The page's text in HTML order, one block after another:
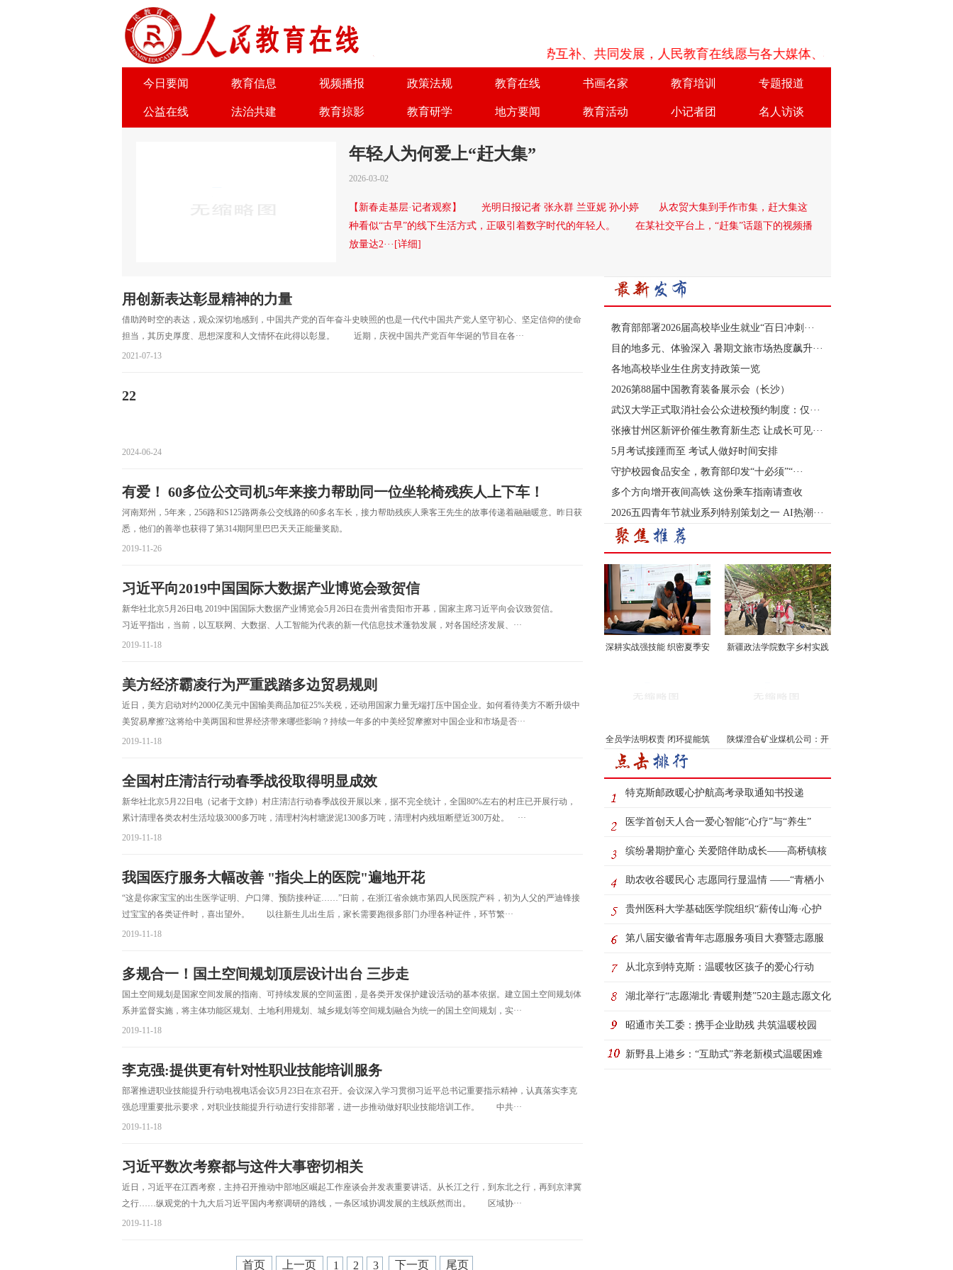
为了实现优势互补、共同发展，人民教育在线愿与各大媒体、机构团体、学校以及企业
今日要闻 教育信息 视频播报 政策法规 教育在线 书画名家 教育培训 专题报道
公益在线 法治共建 教育掠影 教育研学 地方要闻 教育活动 小记者团 名人访谈
年轻人为何爱上“赶大集”
2026-03-02
【新春走基层·记者观察】 光明日报记者 张永群 兰亚妮 孙小婷 从农贸大集到手作市集，赶大集这
种看似“古早”的线下生活方式，正吸引着数字时代的年轻人。 在某社交平台上，“赶集”话题下的视频播
放量达2···[详细]
用创新表达彰显精神的力量
借助跨时空的表达，观众深切地感到，中国共产党的百年奋斗史映照的也是一代代中国共产党人坚守初心、坚定信仰的使命
担当，其历史厚度、思想深度和人文情怀在此得以彰显。 近期，庆祝中国共产党百年华诞的节目在各···
2021-07-13
22
2024-06-24
有爱！ 60多位公交司机5年来接力帮助同一位坐轮椅残疾人上下车！
河南郑州，5年来，256路和S125路两条公交线路的60多名车长，接力帮助残疾人乘客王先生的故事传递着融融暖意。昨日获
悉，他们的善举也获得了第314期阿里巴巴天天正能量奖励。
2019-11-26
习近平向2019中国国际大数据产业博览会致贺信
新华社北京5月26日电 2019中国国际大数据产业博览会5月26日在贵州省贵阳市开幕，国家主席习近平向会议致贺信。
习近平指出，当前，以互联网、大数据、人工智能为代表的新一代信息技术蓬勃发展，对各国经济发展、···
2019-11-18
美方经济霸凌行为严重践踏多边贸易规则
近日，美方启动对约2000亿美元中国输美商品加征25%关税，还动用国家力量无端打压中国企业。如何看待美方不断升级中
美贸易摩擦?这将给中美两国和世界经济带来哪些影响？持续一年多的中美经贸摩擦对中国企业和市场是否···
2019-11-18
全国村庄清洁行动春季战役取得明显成效
新华社北京5月22日电（记者于文静）村庄清洁行动春季战役开展以来，据不完全统计，全国80%左右的村庄已开展行动，
累计清理各类农村生活垃圾3000多万吨，清理村沟村塘淤泥1300多万吨，清理村内残垣断壁近300万处。 ···
2019-11-18
我国医疗服务大幅改善 "指尖上的医院"遍地开花
“这是你家宝宝的出生医学证明、户口簿、预防接种证……”日前，在浙江省余姚市第四人民医院产科，初为人父的严迪锋接
过宝宝的各类证件时，喜出望外。 以往新生儿出生后，家长需要跑很多部门办理各种证件，环节繁···
2019-11-18
多规合一！国土空间规划顶层设计出台 三步走
国土空间规划是国家空间发展的指南、可持续发展的空间蓝图，是各类开发保护建设活动的基本依据。建立国土空间规划体
系并监督实施，将主体功能区规划、土地利用规划、城乡规划等空间规划融合为统一的国土空间规划，实···
2019-11-18
李克强:提供更有针对性职业技能培训服务
部署推进职业技能提升行动电视电话会议5月23日在京召开。会议深入学习贯彻习近平总书记重要指示精神，认真落实李克
强总理重要批示要求，对职业技能提升行动进行安排部署，进一步推动做好职业技能培训工作。 中共···
2019-11-18
习近平数次考察都与这件大事密切相关
近日，习近平在江西考察，主持召开推动中部地区崛起工作座谈会并发表重要讲话。从长江之行，到东北之行，再到京津冀
之行……纵观党的十九大后习近平国内考察调研的路线，一条区域协调发展的主线跃然而出。 区域协···
2019-11-18
首页 上一页 1 2 3 下一页 尾页
教育部部署2026届高校毕业生就业“百日冲刺···
目的地多元、体验深入 暑期文旅市场热度飙升···
各地高校毕业生住房支持政策一览
2026第88届中国教育装备展示会（长沙）
武汉大学正式取消社会公众进校预约制度：仅···
张掖甘州区新评价催生教育新生态 让成长可见···
5月考试接踵而至 考试人做好时间安排
守护校园食品安全，教育部印发“十必须”“···
多个方向增开夜间高铁 这份乘车指南请查收
2026五四青年节就业系列特别策划之一 AI热潮···
深耕实战强技能 织密夏季安
新疆政法学院数字乡村实践
全员学法明权责 闭环提能筑
陕煤澄合矿业煤机公司：开
特克斯邮政暖心护航高考录取通知书投递
医学首创天人合一爱心智能“心疗”与“养生”
缤纷暑期护童心 关爱陪伴助成长——高桥镇核
桃村开展暑期儿童关爱···
助农收谷暖民心 志愿同行显温情 ——“青栖小
河” 志愿服务队自发···
贵州医科大学基础医学院组织“薪传山海·心护
童行”服务队三下乡···
第八届安徽省青年志愿服务项目大赛暨志愿服
务交流会举办
从北京到特克斯：温暖牧区孩子的爱心行动
湖北举行“志愿湖北·青暖荆楚”520主题志愿文化
活动
昭通市关工委：携手企业助残 共筑温暖校园
新野县上港乡：“互助式”养老新模式温暖困难